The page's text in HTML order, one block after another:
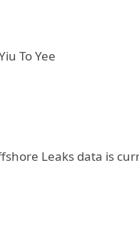
To Yee
Leaks data is